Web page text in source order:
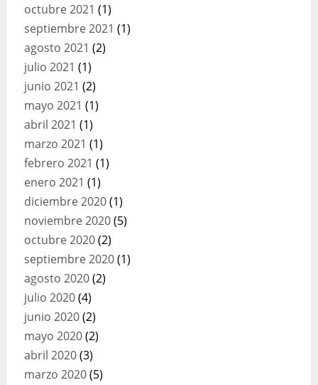
octubre 2021 (1)
septiembre 2021 (1)
agosto 2021 (2)
julio 2021 (1)
junio 2021 (2)
mayo 2021 (1)
abril 2021 (1)
marzo 2021 (1)
febrero 2021 (1)
enero 2021 (1)
diciembre 2020(1)
noviembre 2020(5)
octubre 2020(2)
septiembre 2020(1)
agosto 2020(2)
julio 2020(4)
junio 2020(2)
mayo 2020(2)
abril 2020(3)
marzo 2020(5)